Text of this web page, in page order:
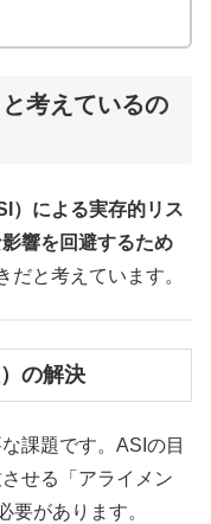
考えているの
）による実存的リス
響を回避するため
だと考えています。
の解決
課題です。ASIの目
せる「アライメン
要があります。